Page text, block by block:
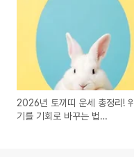
2026년 토끼띠 운세 총정리! 위
기를 기회로 바꾸는 법